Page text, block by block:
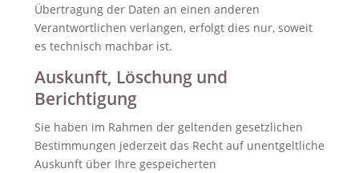
Übertragung der Daten an einen anderen
Verantwortlichen verlangen, erfolgt dies nur, soweit
es technisch machbar ist.
Auskunft, Löschung und
Berichtigung
Sie haben im Rahmen der geltenden gesetzlichen
Bestimmungen jederzeit das Recht auf unentgeltliche
Auskunft über Ihre gespeicherten